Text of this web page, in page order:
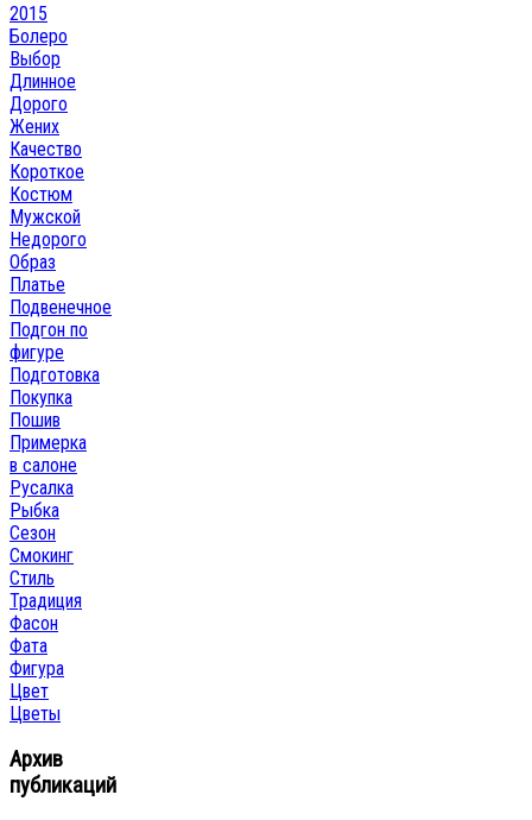
2015
Болеро
Выбор
Длинное
Дорого
Жених
Качество
Короткое
Костюм
Мужской
Недорого
Образ
Платье
Подвенечное
Подгон по
фигуре
Подготовка
Покупка
Пошив
Примерка
в салоне
Русалка
Рыбка
Сезон
Смокинг
Стиль
Традиция
Фасон
Фата
Фигура
Цвет
Цветы
Архив
публикаций